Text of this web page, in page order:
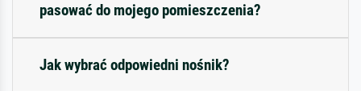
pasować do mojego pomieszczenia?
Jak wybrać odpowiedni nośnik?